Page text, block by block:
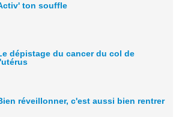
ton souffle
dépistage du cancer du col de
réveillonner, c'est aussi bien rentrer